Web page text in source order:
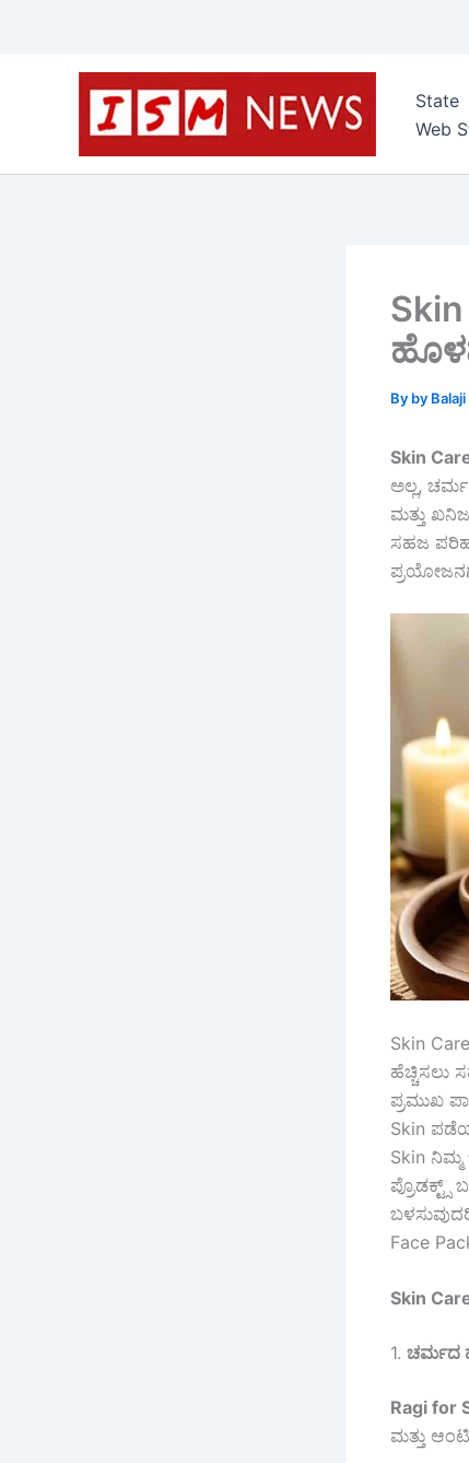
State
Web
By by Balaji
Skin
ಅಲ್ಲ,
ಮತ್ತು
ಸಹಜ
Skin
ಹೆಚ್ಚಿಸಲು
ಪ್ರಮುಖ
Skin
Skin
Face
Skin
1. ಚರ್ಮದ
Ragi for
ಮತ್ತು